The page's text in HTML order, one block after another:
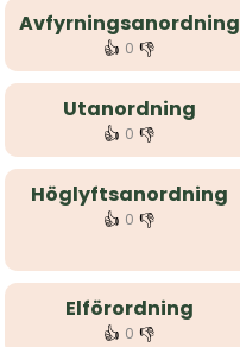
Avfyrningsanordning
👍 0 👎
Utanordning
👍 0 👎
Höglyftsanordning
👍 0 👎
Elförordning
👍 0 👎